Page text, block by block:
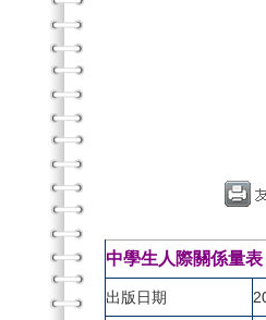
中學生人際關係量
出版日期